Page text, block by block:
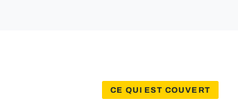
CE QUI EST COUVERT